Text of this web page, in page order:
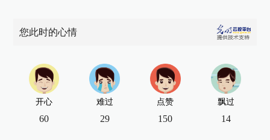
您此时的心情
开心
60
难过
29
点赞
150
飘过
14